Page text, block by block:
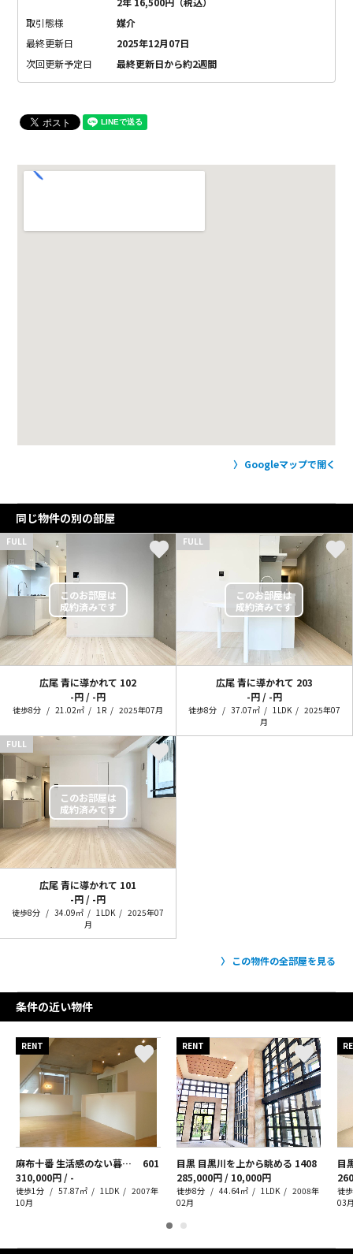
取引態様
媒介
最終更新日
2025年12月07日
次回更新予定日
最終更新日から約2週間
Googleマップで開く
同じ物件の別の部屋
FULL
広尾 青に導かれて 102
-円 / -円
徒歩8分 21.02㎡ 1R 2025年07月
FULL
広尾 青に導かれて 203
-円 / -円
徒歩8分 37.07㎡ 1LDK
2025年07
月
FULL
広尾 青に導かれて 101
-円 / -円
徒歩8分 34.09㎡ 1LDK
2025年07
月
この物件の全部屋を見る
条件の近い物件
RENT
麻布十番 生活感のない暮らし
601
310,000円 / -
徒歩1分 57.87㎡ 1LDK
2007年
10月
RENT
目黒 目黒川を上から眺める 1408
285,000円 / 10,000円
徒歩8分 44.64㎡ 1LDK
2008年
02月
目
徒
03